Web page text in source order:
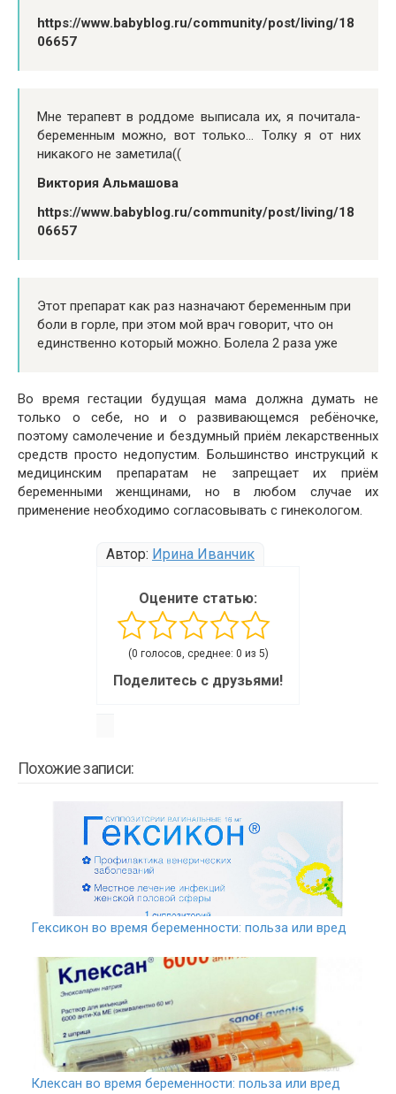
https://www.babyblog.ru/community/post/living/18
06657
Мне терапевт в роддоме выписала их, я почитала-
беременным можно, вот только… Толку я от них
никакого не заметила((
Виктория Альмашова
https://www.babyblog.ru/community/post/living/18
06657
Этот препарат как раз назначают беременным при
боли в горле, при этом мой врач говорит, что он
единственно который можно. Болела 2 раза уже
Во время гестации будущая мама должна думать не
только о себе, но и о развивающемся ребёночке,
поэтому самолечение и бездумный приём лекарственных
средств просто недопустим. Большинство инструкций к
медицинским препаратам не запрещает их приём
беременными женщинами, но в любом случае их
применение необходимо согласовывать с гинекологом.
Автор: Ирина Иванчик
Оцените статью:
(0 голосов, среднее: 0 из 5)
Поделитесь с друзьями!
Похожие записи:
Гексикон во время беременности: польза или вред
Клексан во время беременности: польза или вред